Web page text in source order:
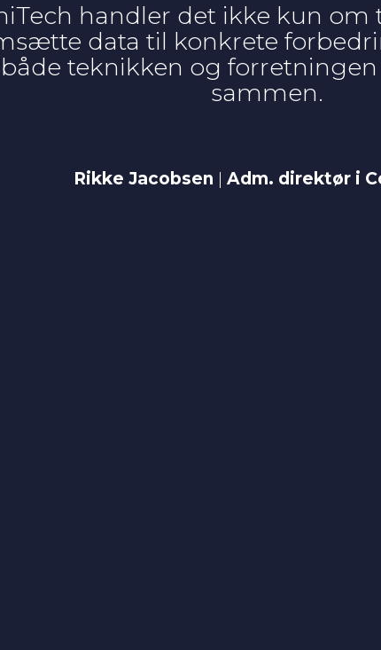
handler det ikke kun
data til konkrete
teknikken og
sammen.
Rikke Jacobsen |Adm. direktør i